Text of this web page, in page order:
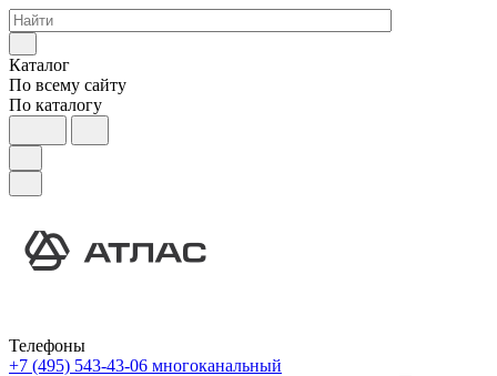
Каталог
По всему сайту
По каталогу
Телефоны
+7 (495) 543-43-06 многоканальный